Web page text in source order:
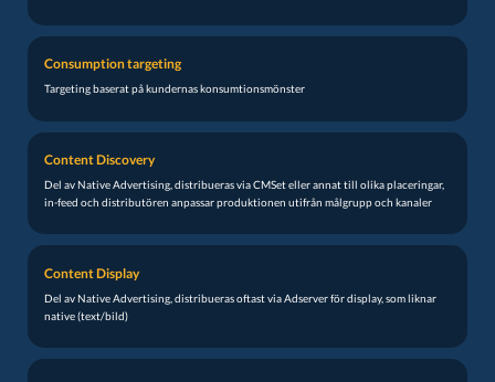
Consumption targeting
Targeting baserat på kundernas konsumtionsmönster
Content Discovery
Del av Native Advertising, distribueras via CMSet eller annat till olika placeringar,
in-feed och distributören anpassar produktionen utifrån målgrupp och kanaler
Content Display
Del av Native Advertising, distribueras oftast via Adserver för display, som liknar
native (text/bild)